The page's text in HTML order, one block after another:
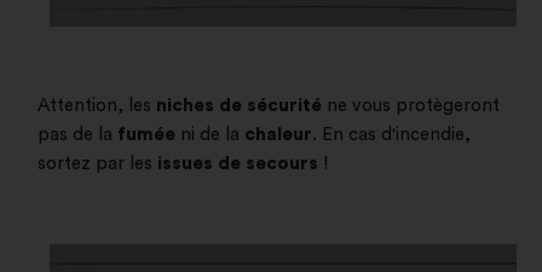
Attention, les niches de sécurité ne vous protègeront
pas de la fumée ni de la chaleur. En cas d'incendie,
sortez par les issues de secours !